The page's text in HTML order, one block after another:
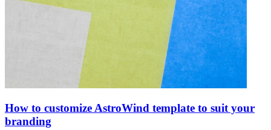
How to customize AstroWind template to suit your
branding